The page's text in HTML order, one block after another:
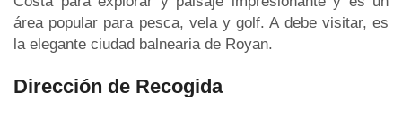
área popular para pesca, vela y golf. A debe visitar, es
la elegante ciudad balnearia de Royan.
Dirección de Recogida